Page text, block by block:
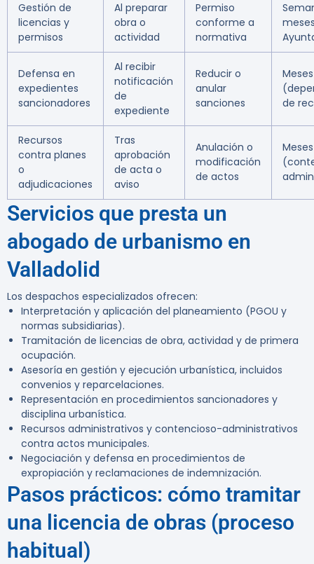
Gestión de
licencias y
permisos
Al preparar
obra o
actividad
Permiso
conforme a
normativa
Defensa en
expedientes
sancionadores
Al recibir
notificación
de
expediente
Reducir o
anular
sanciones
Meses
de
Recursos
contra planes
o
adjudicaciones
Tras
aprobación
de acta o
aviso
Anulación o
modificación
de actos
Servicios que presta un
abogado de urbanismo en
Valladolid
Los despachos especializados ofrecen:
Interpretación y aplicación del planeamiento (PGOU y
normas subsidiarias).
Tramitación de licencias de obra, actividad y de primera
ocupación.
Asesoría en gestión y ejecución urbanística, incluidos
convenios y reparcelaciones.
Representación en procedimientos sancionadores y
disciplina urbanística.
Recursos administrativos y contencioso-administrativos
contra actos municipales.
Negociación y defensa en procedimientos de
expropiación y reclamaciones de indemnización.
Pasos prácticos: cómo tramitar
una licencia de obras (proceso
habitual)